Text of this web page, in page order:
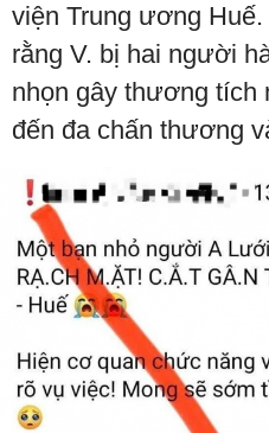
viện Trung ương
rằng V. bị hai người
nhọn gây thương tích
đến đa chấn thương